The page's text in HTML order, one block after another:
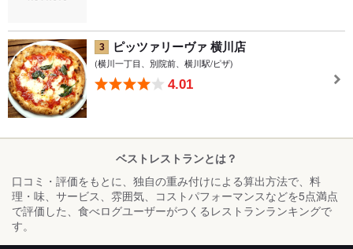
3 ピッツァリーヴァ 横川店
(横川一丁目、別院前、横川駅/ピザ)
4.01
ベストレストランとは？
口コミ・評価をもとに、独自の重み付けによる算出方法で、料
理・味、サービス、雰囲気、コストパフォーマンスなどを5点満点
で評価した、食べログユーザーがつくるレストランランキングで
す。